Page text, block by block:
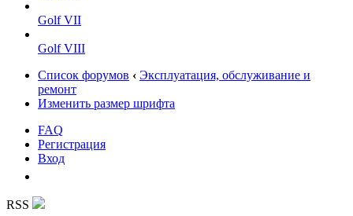
Golf VII
Golf VIII
Список форумов ‹ Эксплуатация, обслуживание и
ремонт
Изменить размер шрифта
FAQ
Регистрация
Вход
RSS